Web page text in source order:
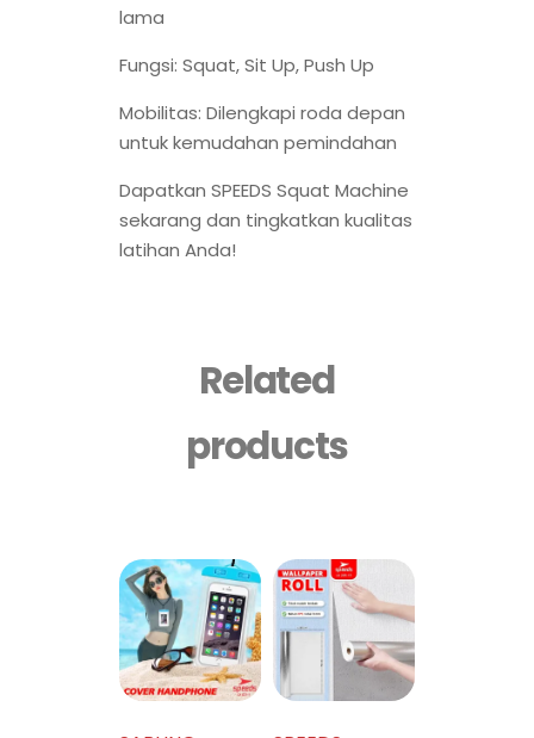
lama
Fungsi: Squat, Sit Up, Push Up
Mobilitas: Dilengkapi roda depan
untuk kemudahan pemindahan
Dapatkan SPEEDS Squat Machine
sekarang dan tingkatkan kualitas
latihan Anda!
Related
products